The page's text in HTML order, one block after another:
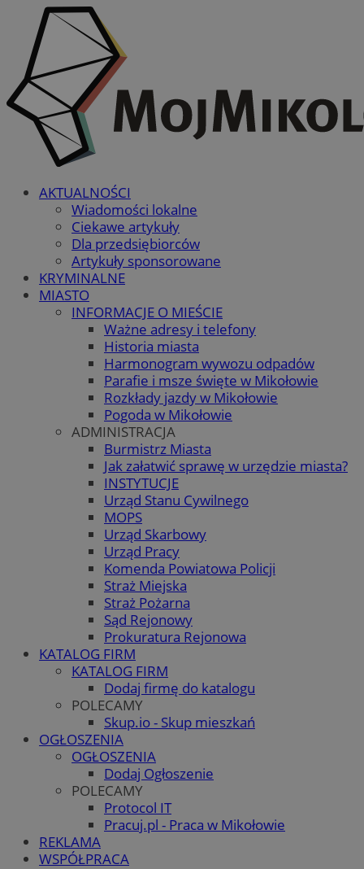
AKTUALNOŚCI
Wiadomości lokalne
Ciekawe artykuły
Dla przedsiębiorców
Artykuły sponsorowane
KRYMINALNE
MIASTO
INFORMACJE O MIEŚCIE
Ważne adresy i telefony
Historia miasta
Harmonogram wywozu odpadów
Parafie i msze święte w Mikołowie
Rozkłady jazdy w Mikołowie
Pogoda w Mikołowie
ADMINISTRACJA
Burmistrz Miasta
Jak załatwić sprawę w urzędzie miasta?
INSTYTUCJE
Urząd Stanu Cywilnego
MOPS
Urząd Skarbowy
Urząd Pracy
Komenda Powiatowa Policji
Straż Miejska
Straż Pożarna
Sąd Rejonowy
Prokuratura Rejonowa
KATALOG FIRM
KATALOG FIRM
Dodaj firmę do katalogu
POLECAMY
Skup.io - Skup mieszkań
OGŁOSZENIA
OGŁOSZENIA
Dodaj Ogłoszenie
POLECAMY
Protocol IT
Pracuj.pl - Praca w Mikołowie
REKLAMA
WSPÓŁPRACA